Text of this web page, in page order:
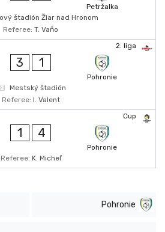
Petržalka
štadión Žiar nad Hronom
Referee: T. Vaňo
2. liga
3 1
Pohronie
Mestský štadión
Referee: I. Valent
Cup
1 4
Pohronie
Referee: K. Micheľ
Pohronie